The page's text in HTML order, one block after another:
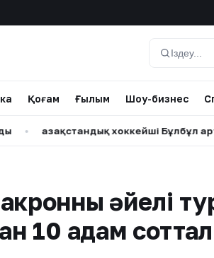
Іздеу
Қоғам Ғылым Шоу-бизнес
хоккейші Бұлбұл Қартанбай
әйелі
10 адам